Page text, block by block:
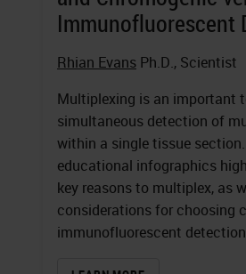
Immunofluorescent
Rhian Evans Ph.D., Scientist
Multiplexing is an important
simultaneous detection of
within a single tissue
educational infographics
key reasons to multiplex, as
considerations for choosing
immunofluorescent